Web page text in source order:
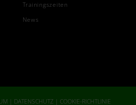
Trainingszeiten
News
| DATENSCHUTZ | COOKIE-RICHTLINIE